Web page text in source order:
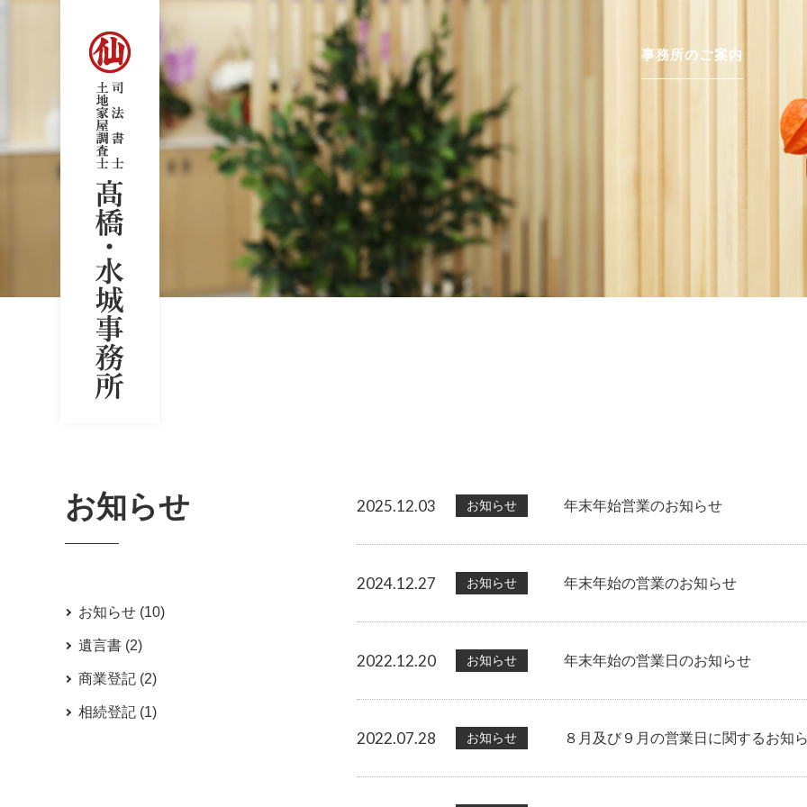
事務所のご案内
2025.12.03 お知らせ 年末年始営業のお知らせ
2024.12.27 お知らせ 年末年始の営業のお知らせ
2022.12.20 お知らせ 年末年始の営業日のお知らせ
2022.07.28 お知らせ ８月及び９月の営業日に関するお知
お知らせ
お知らせ (10)
遺言書 (2)
商業登記 (2)
相続登記 (1)